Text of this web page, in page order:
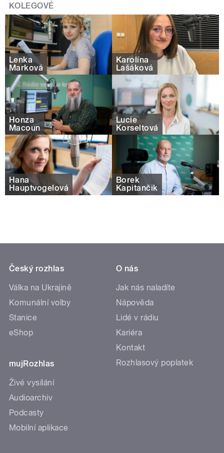
KOLEGOVÉ
Lenka
Marková
Karolína
Lašáková
Honza
Macoun
Lucie
Korseltová
Hana
Hauptvogelová
Borek
Kapitančik
Český rozhlas
Válka na Ukrajině
Komunální volby
Stanice
eShop
mujRozhlas
Živé vysílání
Audioarchiv
Podcasty
Mobilní aplikace
O nás
Jak nás naladíte
Nápověda
Lidé v rádiu
Kariéra
Kontakt
Rozhlasový poplatek